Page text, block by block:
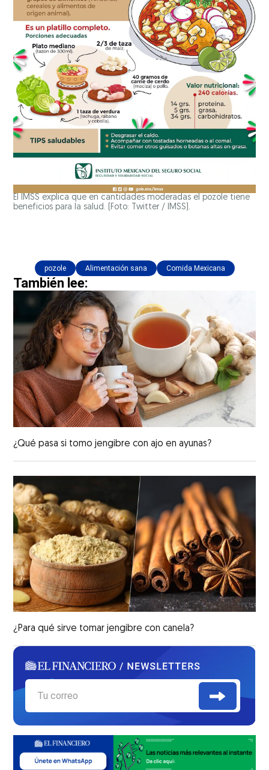
El IMSS explica que en cantidades moderadas el pozole tiene
beneficios para la salud. (Foto: Twitter / IMSS).
pozole Alimentación sana Comida Mexicana
También lee:
¿Qué pasa si tomo jengibre con ajo en ayunas?
¿Para qué sirve tomar jengibre con canela?